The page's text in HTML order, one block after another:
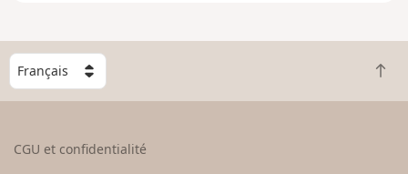
g
n
C
h
o
R
e
CGU et confidentialité